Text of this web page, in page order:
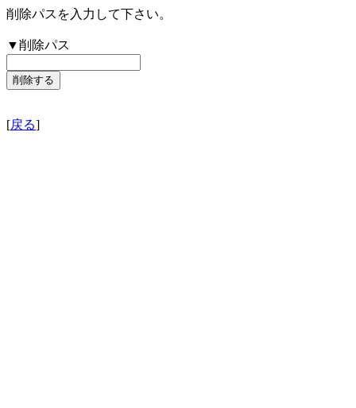
削除パスを入力して下さい。
▼削除パス
[戻る]